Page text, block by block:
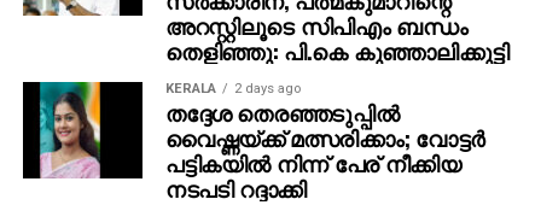
അറസ്റ്റിലൂടെ സിപിഎം ബന്ധം
തെളിഞ്ഞു: പി.കെ കുഞ്ഞാലിക്കുട്ടി
KERALA 2 days ago
തദ്ദേശ തെരഞ്ഞടുപ്പില്‍
വൈഷ്ണയ്ക്ക് മത്സരിക്കാം; വോട്ടര്‍
പട്ടികയില്‍ നിന്ന് പേര് നീക്കിയ
നടപടി റദ്ദാക്കി